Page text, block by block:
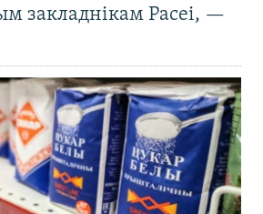
закладнікам Расеі, —